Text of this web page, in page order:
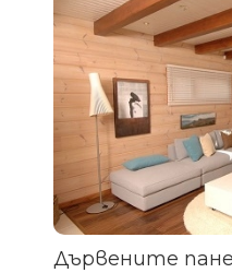
Дървените